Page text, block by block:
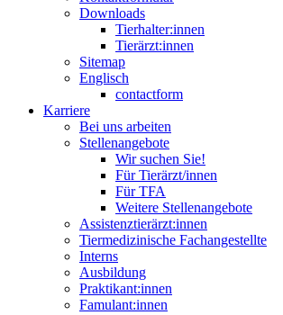
Downloads
Tierhalter:innen
Tierärzt:innen
Sitemap
Englisch
contactform
Karriere
Bei uns arbeiten
Stellenangebote
Wir suchen Sie!
Für Tierärzt/innen
Für TFA
Weitere Stellenangebote
Assistenztierärzt:innen
Tiermedizinische Fachangestellte
Interns
Ausbildung
Praktikant:innen
Famulant:innen